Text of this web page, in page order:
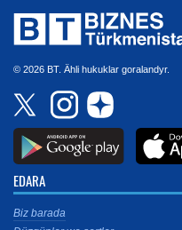
© 2026 BT. Ähli hukuklar goralandyr.
EDARA
Biz barada